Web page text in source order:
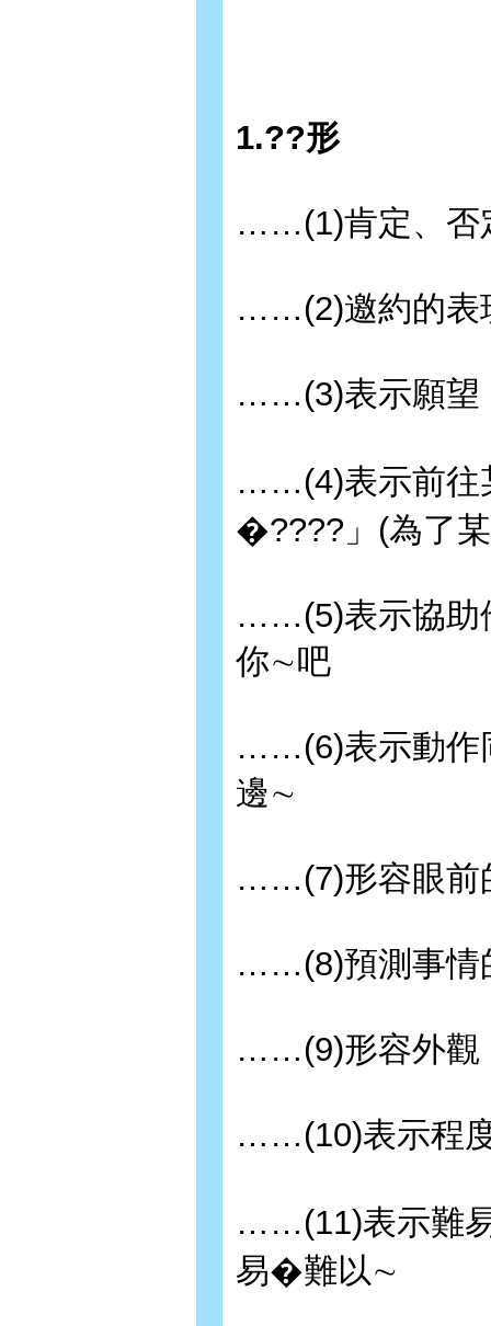
1.??形
……(1)肯定、否
……(2)邀約的表
……(3)表示願望
……(4)表示前往
�????」(為了
……(5)表示協助
你∼吧
……(6)表示動作
邊∼
……(7)形容眼前
……(8)預測事情
……(9)形容外觀
……(10)表示程
……(11)表示難
易�難以∼